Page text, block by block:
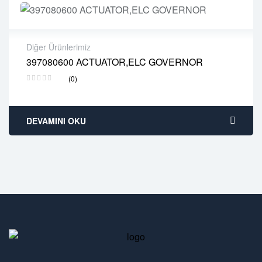
Diğer Ürünlerimiz
397080600 ACTUATOR,ELC GOVERNOR
(0)
2 years warranty
Delivery time: 1-2 business days
DEVAMINI OKU